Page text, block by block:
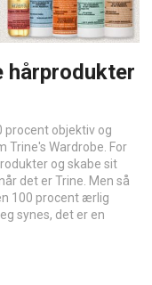
hårprodukter
procent objektiv og
Trine's Wardrobe. For
og skabe sit
det er Trine. Men så
100 procent ærlig
synes, det er en